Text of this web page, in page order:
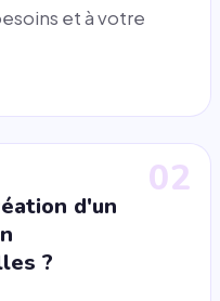
et à votre
02
d'un
?